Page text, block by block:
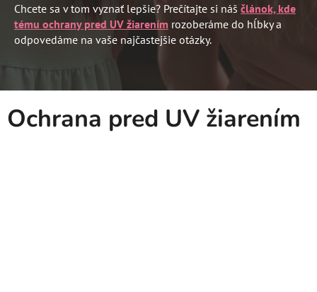
Chcete sa v tom vyznať lepšie? Prečítajte si náš článok, kde
tému ochrany pred UV žiarením rozoberáme do hĺbky a
odpovedáme na vaše najčastejšie otázky.
Ochrana pred UV žiarením